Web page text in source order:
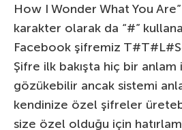
How I Wonder What You
karakter olarak da “#”
Facebook şifremiz
Şifre ilk bakışta hiç bir
gözükebilir ancak sistemi
kendinize özel şifreler
size özel olduğu için